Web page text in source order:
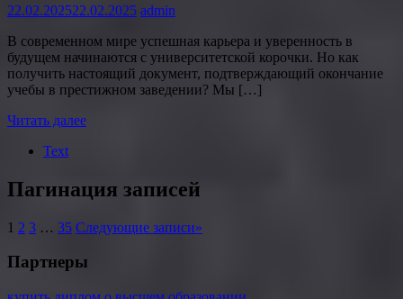
22.02.202522.02.2025 admin
В современном мире успешная карьера и уверенность в
будущем начинаются с университетской корочки. Но как
получить настоящий документ, подтверждающий окончание
учебы в престижном заведении? Мы […]
Читать далее
Text
Пагинация записей
1 2 3 … 35 Следующие записи»
Партнеры